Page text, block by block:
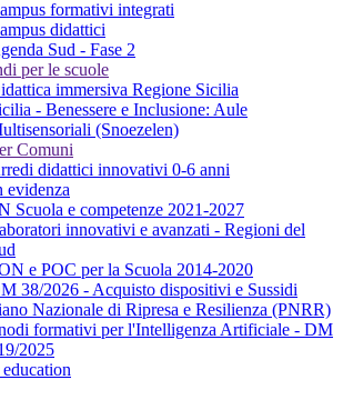
formativi integrati
didattici
Sud - Fase 2
per le scuole
immersiva Regione Sicilia
- Benessere e Inclusione: Aule
(Snoezelen)
Comuni
didattici innovativi 0-6 anni
evidenza
Scuola e competenze 2021-2027
innovativi e avanzati - Regioni del
e POC per la Scuola 2014-2020
38/2026 - Acquisto dispositivi e Sussidi
Nazionale di Ripresa e Resilienza (PNRR)
formativi per l'Intelligenza Artificiale - DM
2025